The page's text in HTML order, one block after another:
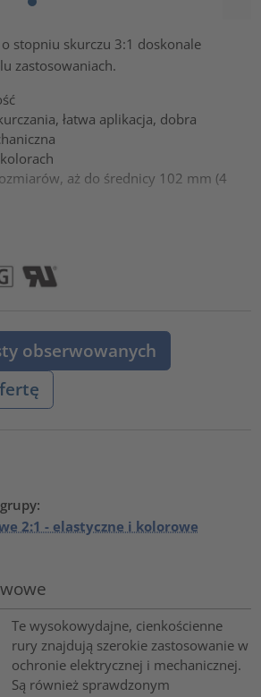
stopniu skurczu 3:1 doskonale
zastosowaniach.
łatwa aplikacja, dobra
aż do średnicy 102 mm (4
obserwowanych
2:1 - elastyczne i kolorowe
Te wysokowydajne, cienkościenne
rury znajdują szerokie zastosowanie w
ochronie elektrycznej i mechanicznej.
Są również sprawdzonym